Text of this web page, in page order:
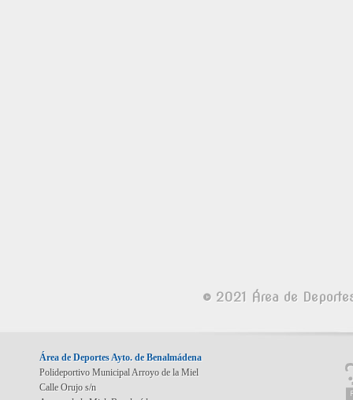
© 2021 Área de
Área de Deportes Ayto. de Benalmádena
Polideportivo Municipal Arroyo de la Miel
Calle Orujo s/n